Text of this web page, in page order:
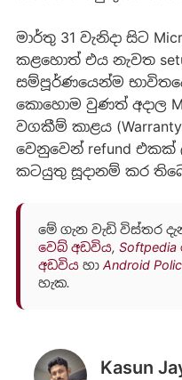
මාර්තු 31 වැනිදා සිට
කළහොත් එය නැවත
සම්පූර්ණයෙන්ම
කොහොම වුණත් අදාල
වගකීම් කාළය
වෙනුවෙන් refund එකක්
කටයුතු සූදානම් කර
මේ ගැන වැඩි විස්තර
වෙබ් අඩවිය,
අඩවියහා Android
හැක.
Kasun